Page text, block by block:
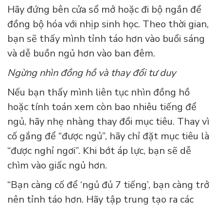
Hãy đứng bên cửa sổ mở hoặc đi bộ ngắn để
đồng bộ hóa với nhịp sinh học. Theo thời gian,
bạn sẽ thấy mình tỉnh táo hơn vào buổi sáng
và dễ buồn ngủ hơn vào ban đêm.
Ngừng nhìn đồng hồ và thay đổi tư duy
Nếu bạn thấy mình liên tục nhìn đồng hồ
hoặc tính toán xem còn bao nhiêu tiếng để
ngủ, hãy nhẹ nhàng thay đổi mục tiêu. Thay vì
cố gắng để “được ngủ”, hãy chỉ đặt mục tiêu là
“được nghỉ ngơi”. Khi bớt áp lực, bạn sẽ dễ
chìm vào giấc ngủ hơn.
“Bạn càng cố để ‘ngủ đủ 7 tiếng’, bạn càng trở
nên tỉnh táo hơn. Hãy tập trung tạo ra các